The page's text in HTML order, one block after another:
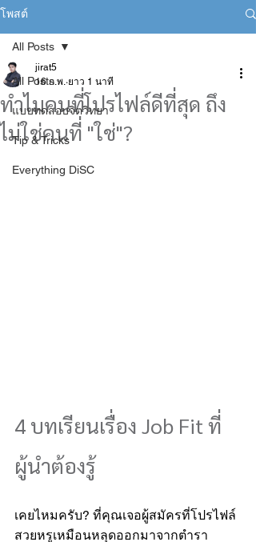
โพสต์
All Posts
แบบทดสอบจิตวิทยา
Tip & Tricks
Everything DiSC
All Posts
ทำไมคนที่โปรไฟล์ดีที่สุด ถึง
ไม่ใช่คนที่ "ใช่"?
jirat5
16 ก.พ. ยาว 1 นาที
4 บทเรียนเรื่อง Job Fit ที่
ผู้นำต้องรู้
เคยไหมครับ? ที่คุณเจอผู้สมัครที่โปรไฟล์
สวยหรูเหมือนหลุดออกมาจากตำรา